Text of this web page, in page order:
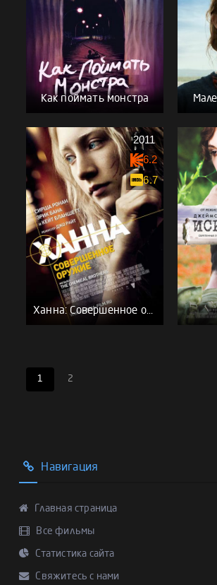
Как поймать монстра
Ханна: Совершенное оружие
2011
6.2
6.7
1 2
Навигация
Главная страница
Все фильмы
Статистика сайта
Свяжитесь с нами